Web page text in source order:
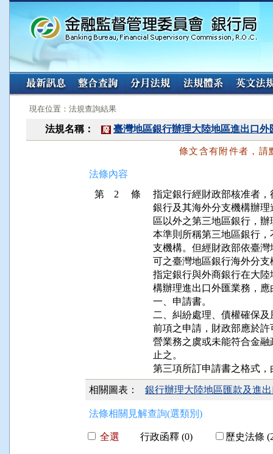
:::
現在位置：法規查詢結果
法規名稱： 廢 臺灣地區銀行辦理大陸地區進出口外
條文含有附件者，請
法條內容
第 2 條
指定銀行經財政部核准者
銀行及其海外分支機構辦
區以外之第三地區銀行，
本準則所稱第三地區銀行
支機構。但經財政部依臺
可之臺灣地區銀行海外分
指定銀行與外商銀行在大
構辦理進出口外匯業務，
一、申請書。
二、糾紛處理、債權確保
前項之申請，財政部應於
營業務之虞或未能符合金
止之。
相關圖表： 銀行辦理大陸地區匯款及進
法條相關見解查詢(選類別)
全選 行政函釋 (0) 歷史法條